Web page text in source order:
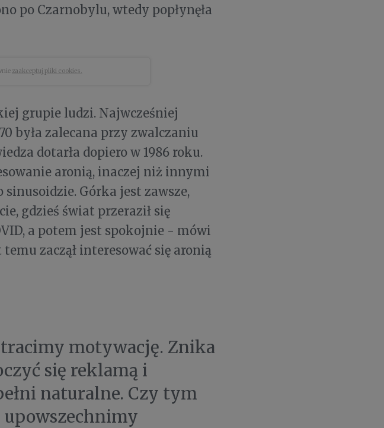
po Czarnobylu, wtedy popłynęła
zaakceptuj pliki cookies.
grupie ludzi. Najwcześniej
była zalecana przy zwalczaniu
dotarła dopiero w 1986 roku.
aronią, inaczej niż innymi
sinusoidzie. Górka jest zawsze,
gdzieś świat przeraził się
a potem jest spokojnie - mówi
zaczął interesować się aronią
tracimy motywację. Znika
się reklamą i
naturalne. Czy tym
upowszechnimy